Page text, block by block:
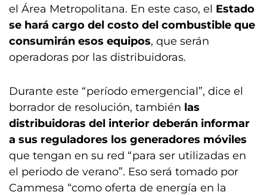
el Área Metropolitana. En este caso, el Estado
se hará cargo del costo del combustible que
consumirán esos equipos, que serán
operadoras por las distribuidoras.
Durante este “período emergencial”, dice el
borrador de resolución, también las
distribuidoras del interior deberán informar
a sus reguladores los generadores móviles
que tengan en su red “para ser utilizadas en
el periodo de verano”. Eso será tomado por
Cammesa “como oferta de energía en la